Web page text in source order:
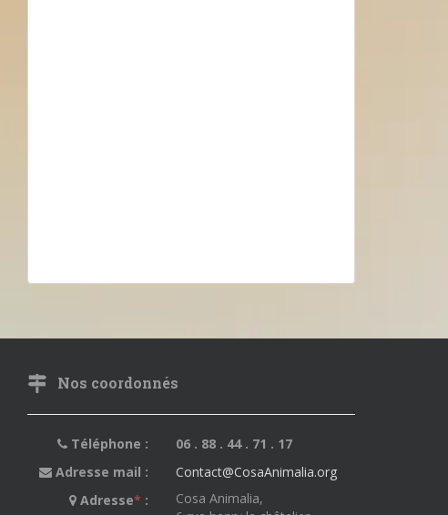
Nos coordonnés
Téléphone :
06 . 88 . 44 . 71 . 17
Adresse mail :
Contact@CosaAnimalia.org
Adresse* :
Cosa Animalia,